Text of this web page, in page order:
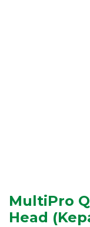
MultiPro
Head